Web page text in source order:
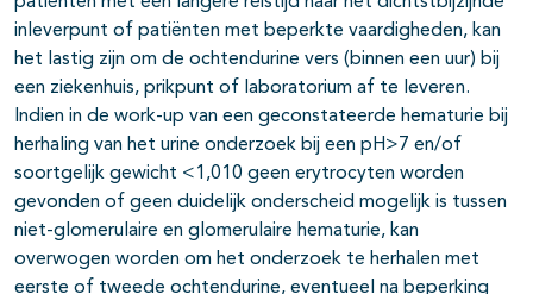
inleverpunt of patiënten met beperkte vaardigheden, kan
het lastig zijn om de ochtendurine vers (binnen een uur) bij
een ziekenhuis, prikpunt of laboratorium af te leveren.
Indien in de work-up van een geconstateerde hematurie bij
herhaling van het urine onderzoek bij een pH>7 en/of
soortgelijk gewicht <1,010 geen erytrocyten worden
gevonden of geen duidelijk onderscheid mogelijk is tussen
niet-glomerulaire en glomerulaire hematurie, kan
overwogen worden om het onderzoek te herhalen met
eerste of tweede ochtendurine, eventueel na beperking